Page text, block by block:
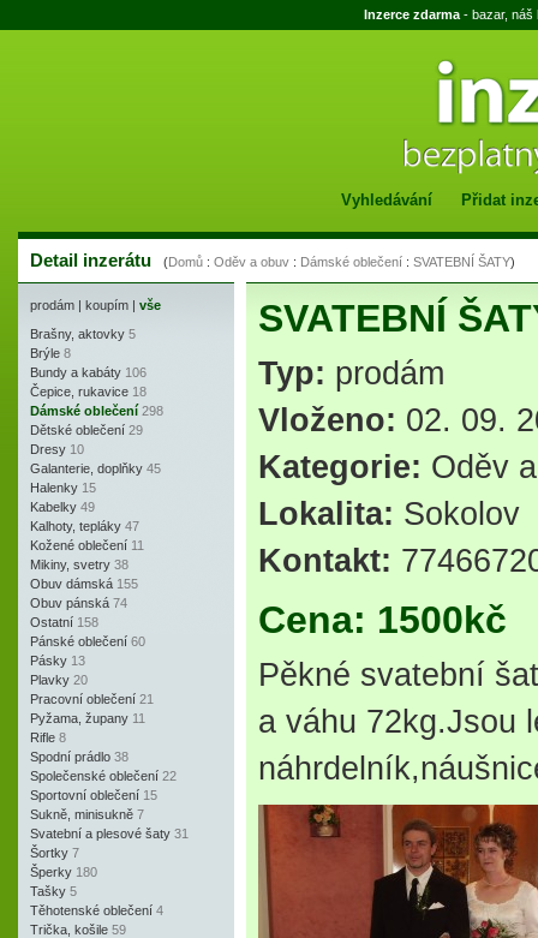
Inzerce zdarma - bazar, náš
Vyhledávání Přidat
Detail inzerátu (Domů : Oděv a obuv : Dámské oblečení : SVATEBNÍ ŠATY)
prodám | koupím | vše
Brašny, aktovky 5
Brýle 8
Bundy a kabáty 106
Čepice, rukavice 18
Dámské oblečení 298
Dětské oblečení 29
Dresy 10
Galanterie, doplňky 45
Halenky 15
Kabelky 49
Kalhoty, tepláky 47
Kožené oblečení 11
Mikiny, svetry 38
Obuv dámská 155
Obuv pánská 74
Ostatní 158
Pánské oblečení 60
Pásky 13
Plavky 20
Pracovní oblečení 21
Pyžama, župany 11
Rifle 8
Spodní prádlo 38
Společenské oblečení 22
Sportovní oblečení 15
Sukně, minisukně 7
Svatební a plesové šaty 31
Šortky 7
Šperky 180
Tašky 5
Těhotenské oblečení 4
Trička, košile 59
SVATEBNÍ
Typ: prodám
Vloženo: 02. 09.
Kategorie: Oděv
Lokalita: Sokolov
Kontakt:
Cena: 1500kč
Pěkné svatební
a váhu 72kg.Jsou